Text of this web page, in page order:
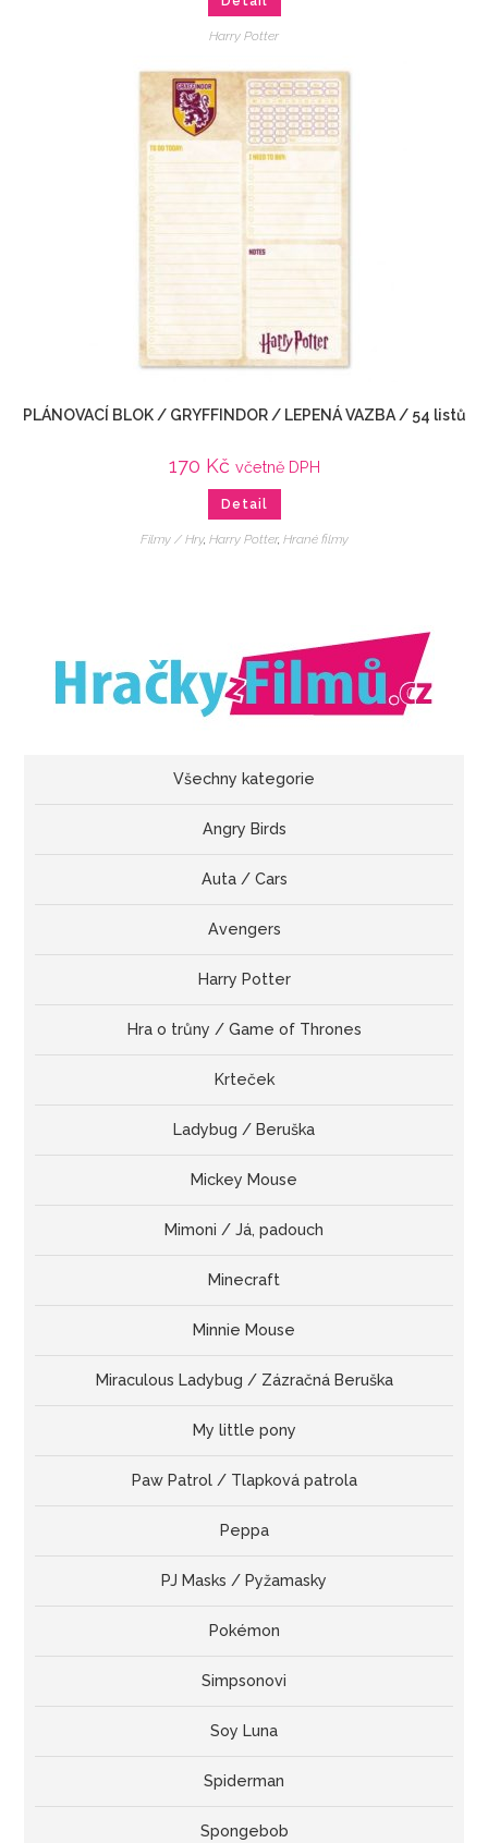
Harry Potter
PLÁNOVACÍ BLOK / GRYFFINDOR / LEPENÁ VAZBA / 54 listů
170 Kč včetně DPH
Detail
Filmy / Hry, Harry Potter, Hrané filmy
Všechny kategorie
Angry Birds
Auta / Cars
Avengers
Harry Potter
Hra o trůny / Game of Thrones
Krteček
Ladybug / Beruška
Mickey Mouse
Mimoni / Já, padouch
Minecraft
Minnie Mouse
Miraculous Ladybug / Zázračná Beruška
My little pony
Paw Patrol / Tlapková patrola
Peppa
PJ Masks / Pyžamasky
Pokémon
Simpsonovi
Soy Luna
Spiderman
Spongebob